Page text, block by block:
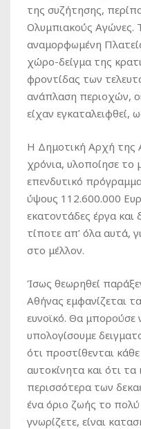
της συζήτησης,
Ολυμπιακούς Αγώνες.
αναμορφωμένη
χώρο-δείγμα της
φροντίδας των
ανάπλαση περιοχών,
είχαν εγκαταλειφθεί,
Η Δημοτική Αρχή της
χρόνια, υλοποίησε το
επενδυτικό
ύψους 112.600.000
εκατοντάδες έργα
τίποτε απ’ όλα αυτά,
στο μέλλον.
Ίσως θεωρηθεί
Αθήνας εμφανίζεται
ευνοϊκό. Θα μπορούσε
υπολογίσουμε
ότι προστίθενται
αυτοκίνητα και ότι
περισσότερα των
ένα όριο ζωής το
γνωρίζετε, είναι